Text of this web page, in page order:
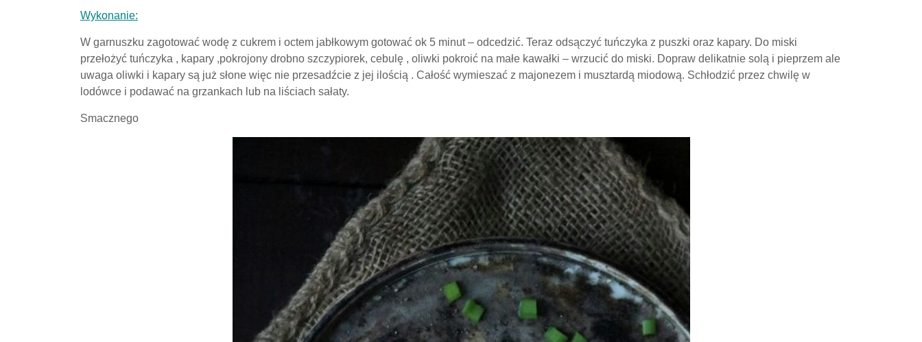
Wykonanie:
W garnuszku zagotować wodę z cukrem i octem jabłkowym gotować ok 5 minut – odcedzić. Teraz odsączyć tuńczyka z puszki oraz kapary. Do miski
przełożyć tuńczyka , kapary ,pokrojony drobno szczypiorek, cebulę , oliwki pokroić na małe kawałki – wrzucić do miski. Dopraw delikatnie solą i pieprzem ale
uwaga oliwki i kapary są już słone więc nie przesadźcie z jej ilością . Całość wymieszać z majonezem i musztardą miodową. Schłodzić przez chwilę w
lodówce i podawać na grzankach lub na liściach sałaty.
Smacznego